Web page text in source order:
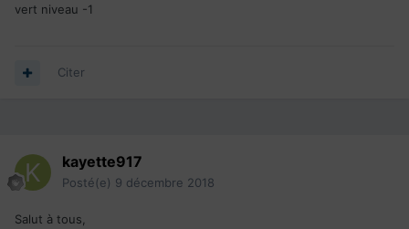
vert niveau -1
Citer
kayette917
Posté(e) 9 décembre 2018
Salut à tous,